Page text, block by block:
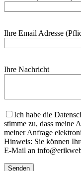
Ihre Email Adresse
Ihre Nachricht
Bitte lasse dieses Feld
Ich habe die
stimme zu, dass meine
meiner Anfrage
Hinweis: Sie können
E-Mail an